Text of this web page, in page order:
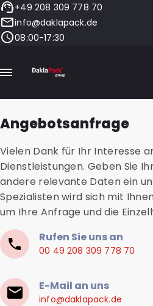
+49 208 309 778 70
info@daklapack.de
08:00-17:30
Angebotsanfrage
Vielen Dank für Ihr Interesse
Dienstleistungen. Geben Sie
andere relevante Daten ein
Spezialisten wird sich mit
um Ihre Anfrage und die
Rufen Sie uns an
00 49 208 309 778 70
E-Mail an uns
info@daklapack.de